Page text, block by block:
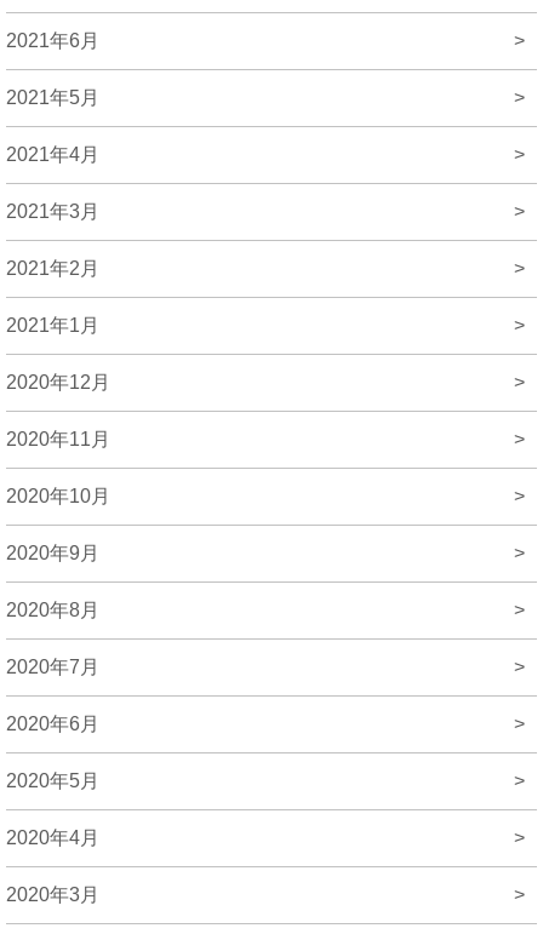
2021年6月 >
2021年5月 >
2021年4月 >
2021年3月 >
2021年2月 >
2021年1月 >
2020年12月 >
2020年11月 >
2020年10月 >
2020年9月 >
2020年8月 >
2020年7月 >
2020年6月 >
2020年5月 >
2020年4月 >
2020年3月 >